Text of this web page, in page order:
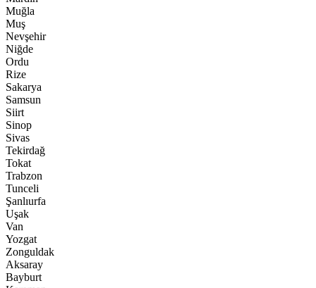
Muğla
Muş
Nevşehir
Niğde
Ordu
Rize
Sakarya
Samsun
Siirt
Sinop
Sivas
Tekirdağ
Tokat
Trabzon
Tunceli
Şanlıurfa
Uşak
Van
Yozgat
Zonguldak
Aksaray
Bayburt